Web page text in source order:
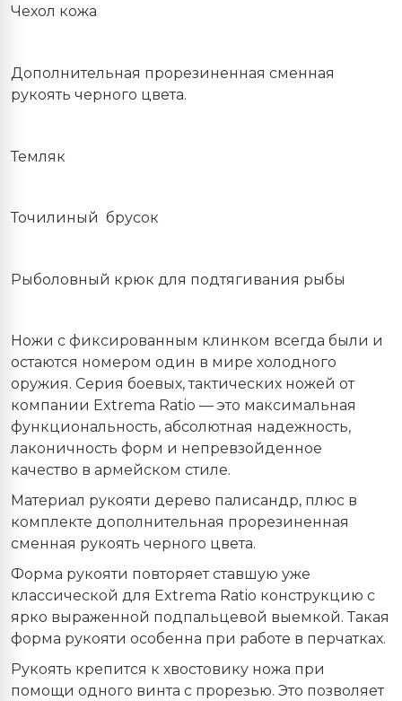
Чехол кожа
Дополнительная прорезиненная сменная
рукоять черного цвета.
Темляк
Точилиный брусок
Рыболовный крюк для подтягивания рыбы
Ножи с фиксированным клинком всегда были и
остаются номером один в мире холодного
оружия. Серия боевых, тактических ножей от
компании Extrema Ratio — это максимальная
функциональность, абсолютная надежность,
лаконичность форм и непревзойденное
качество в армейском стиле.
Материал рукояти дерево палисандр, плюс в
комплекте дополнительная прорезиненная
сменная рукоять черного цвета.
Форма рукояти повторяет ставшую уже
классической для Extrema Ratio конструкцию с
ярко выраженной подпальцевой выемкой. Такая
форма рукояти особенна при работе в перчатках.
Рукоять крепится к хвостовику ножа при
помощи одного винта с прорезью. Это позволяет